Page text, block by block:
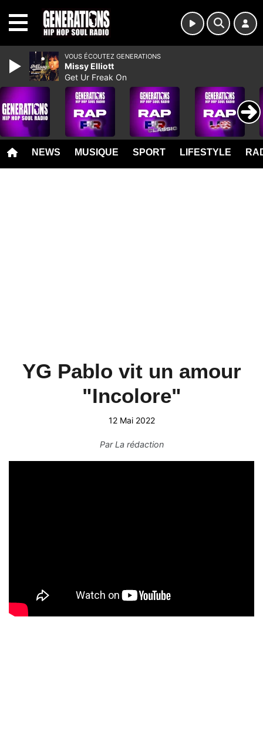
NEWS MUSIQUE SPORT LIFESTYLE
YG Pablo vit un amour
"Incolore"
12 Mai 2022
ParLa rédaction
VOUS ÉCOUTEZ GENERATIONS
Missy Elliott
Get Ur Freak On